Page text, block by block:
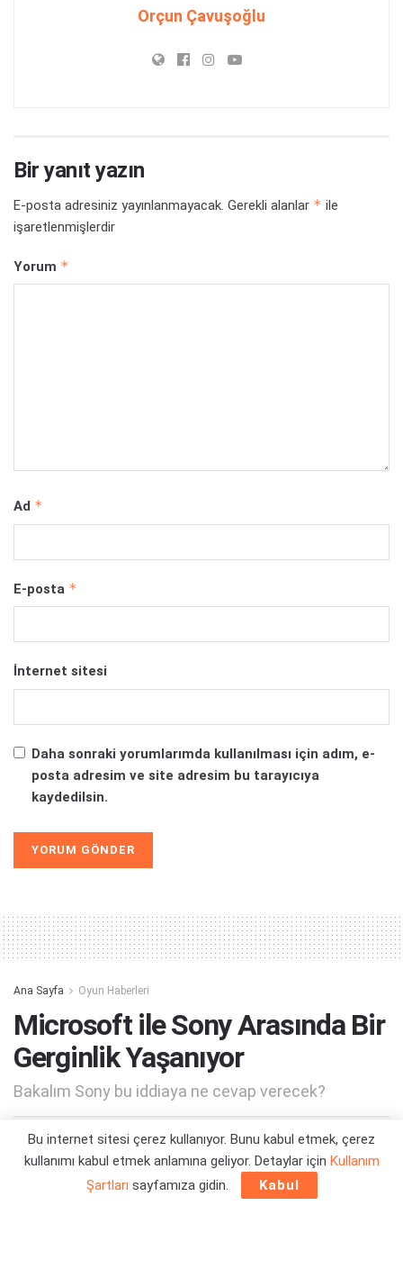
Orçun Çavuşoğlu
Bir yanıt yazın
E-posta adresiniz yayınlanmayacak. Gerekli alanlar * ile
işaretlenmişlerdir
Yorum *
Ad *
E-posta *
İnternet sitesi
Daha sonraki yorumlarımda kullanılması için adım, e-
posta adresim ve site adresim bu tarayıcıya
kaydedilsin.
Ana Sayfa Oyun Haberleri
Microsoft ile Sony Arasında Bir
Gerginlik Yaşanıyor
Bakalım Sony bu iddiaya ne cevap verecek?
Yazar: Orçun Çavuşoğlu 11/08/2022 02:43
Bu internet sitesi çerez kullanıyor. Bunu kabul etmek, çerez
kullanımı kabul etmek anlamına geliyor. Detaylar için Kullanım
Şartları sayfamıza gidin. Kabul